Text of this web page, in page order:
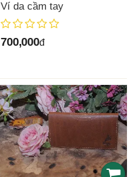
Ví da cầm tay
700,000đ